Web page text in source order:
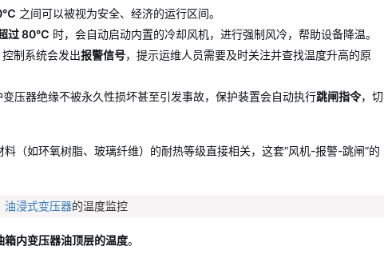
之间可以被视为安全、经济的运行区间。
过 80℃ 时，会自动启动内置的冷却风机，进行强制风冷，帮助设备降温。
控制系统会发出报警信号，提示运维人员需要及时关注并查找温度升高的原
变压器绝缘不被永久性损坏甚至引发事故，保护装置会自动执行跳闸指令，切
（如环氧树脂、玻璃纤维）的耐热等级直接相关，这套“风机-报警-跳闸”的
油浸式变压器的温度监控
箱内变压器油顶层的温度。